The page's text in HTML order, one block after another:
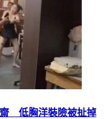
齋 低胸洋裝險被扯掉